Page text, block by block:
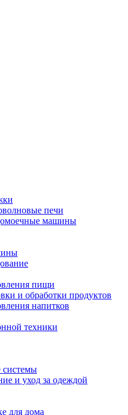
печи
машины
пищи
и обработки продуктов
напитков
техники
системы
и уход за одеждой
для дома